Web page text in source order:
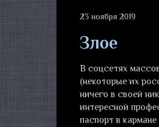
23 ноября 2019
Злое
В соцсетях
(некоторые их
ничего в своей
интересной
паспорт в